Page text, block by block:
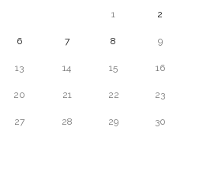
1 2
6 7 8 9
13 14 15 16
20 21 22 23
27 28 29 30